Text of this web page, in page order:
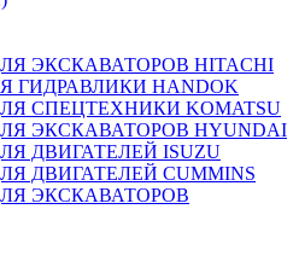
ЭКСКАВАТОРОВ HITACHI
ГИДРАВЛИКИ HANDOK
СПЕЦТЕХНИКИ KOMATSU
ЭКСКАВАТОРОВ HYUNDAI
ДВИГАТЕЛЕЙ ISUZU
ДВИГАТЕЛЕЙ CUMMINS
ЭКСКАВАТОРОВ